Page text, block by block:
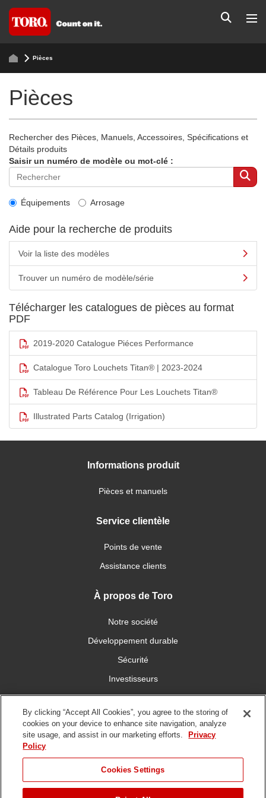
Pièces
Pièces
Rechercher des Pièces, Manuels, Accessoires, Spécifications et
Détails produits
Saisir un numéro de modèle ou mot-clé :
Équipements Arrosage
Aide pour la recherche de produits
Voir la liste des modèles
Trouver un numéro de modèle/série
Télécharger les catalogues de pièces au format
PDF
2019-2020 Catalogue Piéces Performance
Catalogue Toro Louchets Titan® | 2023-2024
Tableau De Référence Pour Les Louchets Titan®
Illustrated Parts Catalog (Irrigation)
Informations produit
Pièces et manuels
Service clientèle
Points de vente
Assistance clients
À propos de Toro
Notre société
Développement durable
Sécurité
Investisseurs
Carrières
Connectez-vous avec nous
By clicking “Accept All Cookies”, you agree to the storing of
cookies on your device to enhance site navigation, analyze
site usage, and assist in our marketing efforts.
Privacy
Policy
Cookies Settings